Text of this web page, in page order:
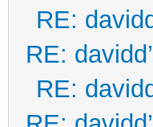
RE:
RE:
RE: